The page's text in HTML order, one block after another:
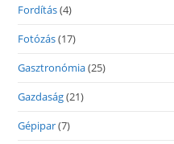
Fordítás(4)
Fotózás(17)
Gasztronómia(25)
Gazdaság(21)
Gépipar(7)